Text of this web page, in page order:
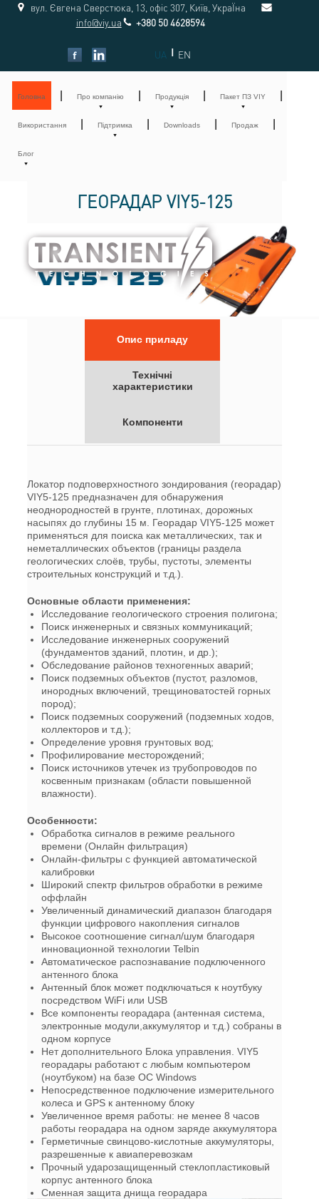
вул. Євгена Сверстюка, 13, офіс 307, Київ, УкраЇна
info@viy.ua
+380 50 4628594
UA | EN
Головна Про компанію Продукція Пакет ПЗ VIY
Використання Підтримка Downloads Продаж
Блог
ГЕОРАДАР VIY5-125
Опис приладу
Технічні
характеристики
Компоненти
Локатор подповерхностного зондирования (георадар)
VIY5-125 предназначен для обнаружения
неоднородностей в грунте, плотинах, дорожных
насыпях до глубины 15 м. Георадар VIY5-125 может
применяться для поиска как металлических, так и
неметаллических объектов (границы раздела
геологических слоёв, трубы, пустоты, элементы
строительных конструкций и т.д.).
Основные области применения:
Исследование геологического строения полигона;
Поиск инженерных и связных коммуникаций;
Исследование инженерных сооружений
(фундаментов зданий, плотин, и др.);
Обследование районов техногенных аварий;
Поиск подземных объектов (пустот, разломов,
инородных включений, трещиноватостей горных
пород);
Поиск подземных сооружений (подземных ходов,
коллекторов и т.д.);
Определение уровня грунтовых вод;
Профилирование месторождений;
Поиск источников утечек из трубопроводов по
косвенным признакам (области повышенной
влажности).
Особенности:
Обработка сигналов в режиме реального
времени (Онлайн фильтрация)
Онлайн-фильтры с функцией автоматической
калибровки
Широкий спектр фильтров обработки в режиме
оффлайн
Увеличенный динамический диапазон благодаря
функции цифрового накопления сигналов
Высокое соотношение сигнал/шум благодаря
инновационной технологии Telbin
Автоматическое распознавание подключенного
антенного блока
Антенный блок может подключаться к ноутбуку
посредством WiFi или USB
Все компоненты георадара (антенная система,
электронные модули,аккумулятор и т.д.) собраны в
одном корпусе
Нет дополнительного Блока управления. VIY5
георадары работают с любым компьютером
(ноутбуком) на базе ОС Windows
Непосредственное подключение измерительного
колеса и GPS к антенному блоку
Увеличенное время работы: не менее 8 часов
работы георадара на одном заряде аккумулятора
Герметичные свинцово-кислотные аккумуляторы,
разрешенные к авиаперевозкам
Прочный ударозащищенный стеклопластиковый
корпус антенного блока
Сменная защита днища георадара